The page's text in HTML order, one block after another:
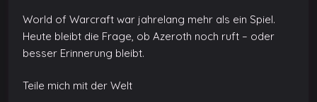
World of Warcraft war jahrelang mehr als ein Spiel.
Heute bleibt die Frage, ob Azeroth noch ruft – oder
besser Erinnerung bleibt.
Teile mich mit der Welt